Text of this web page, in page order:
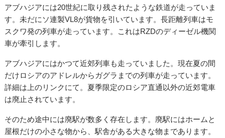
アブハジアには20世紀に取り残されたような鉄道が走っていま
す。未だにソ連製VL8が貨物を引いています。長距離列車はモ
スクワ発の列車が走っています。これはRZDのディーゼル機関
車が牽引します。
アブハジアにはかつて近郊列車も走っていました。現在夏の間
だけロシアのアドレルからガグラまでの列車が走っています。
詳細は上のリンクにて。夏季限定のロシア直通以外の近郊電車
は廃止されています。
そのため途中には廃駅が数多く存在します。廃駅にはホームと
屋根だけの小さな物から、駅舎がある大きな物まであります。